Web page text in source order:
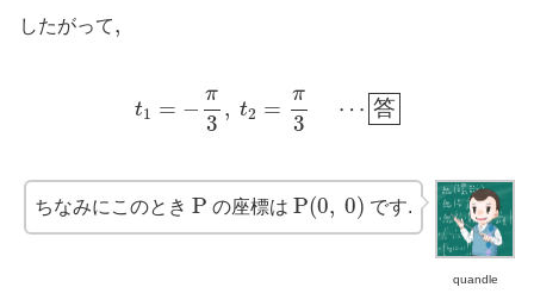
したがって,,
t1 = −
π
3
, t2 =
π
3
⋯ 答
π π3 答
quandle
ちなみにこのとき P
P の座標は P(0, 0)
P(0 0) です.